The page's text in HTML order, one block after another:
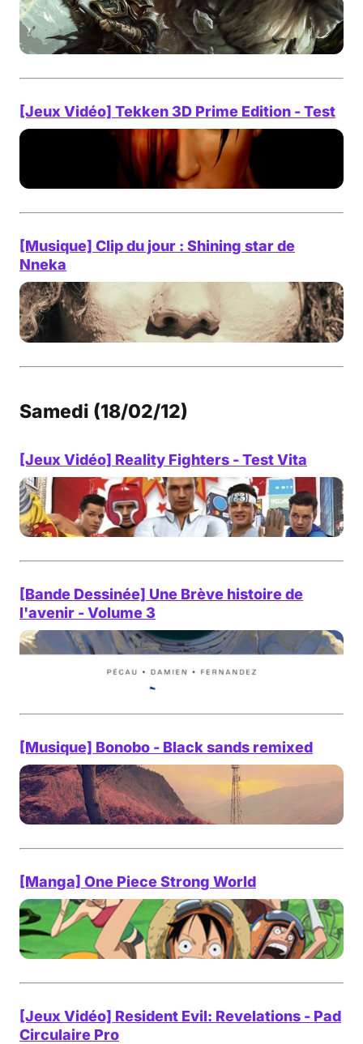
[Jeux Vidéo] Tekken 3D Prime Edition - Test
[Musique] Clip du jour : Shining star de
Nneka
Samedi (18/02/12)
[Jeux Vidéo] Reality Fighters - Test Vita
[Bande Dessinée] Une Brève histoire de
l'avenir - Volume 3
[Musique] Bonobo - Black sands remixed
[Manga] One Piece Strong World
[Jeux Vidéo] Resident Evil: Revelations - Pad
Circulaire Pro